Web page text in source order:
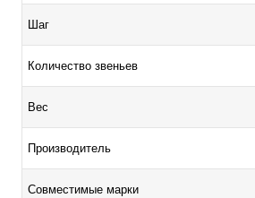
Шаг
Количество звеньев
Вес
Производитель
Совместимые марки